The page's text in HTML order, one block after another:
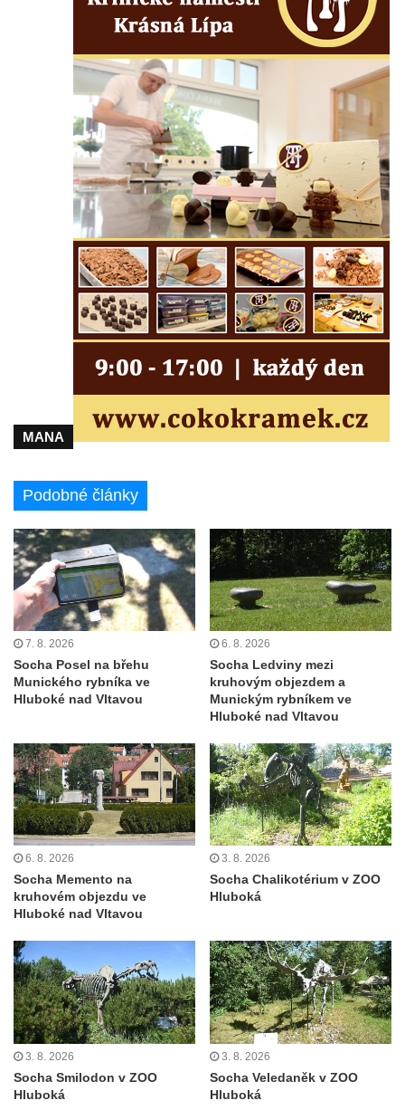
Sochy „Klaun a dívenka“ v parku v centru
Hrobčic
Socha svatého Antonína poustevníka v
Mirošovicích
Socha vodníka u požární nádrže v
Mirošovicích
Socha býka před areálem firmy 2JCP v
Račicích
Povodňový sloup II. v Dobříni
Povodňový sloup I. v Dobříni
Pamětní kámen vodního díla Josefův Důl
Socha svatého Floriána na domě čp. 3 v
Oparnu
Socha svaté Anny u domu čp. 3 v Oparnu
Lavička Václava Havla v Pardubicích
Lavička Václava Havla v Novém Boru
Upoutávka JduHřebenovkou u parkoviště
na Mezní Louce
Kamenný obelisk na vyhlídce u Pravčické
brány
Sousoší svatého Václava, svatého Floriána
a svatého Jana Nepomuckého východně
od Mezné
Socha vodníka na trase naučné stezky v
Srbské Kamenici
Podstavec v zámecké zahradě v Duchcově
Sousoší dětí u obecního úřadu v Janově
Socha Andromedé u pavilonu Reinerovy
fresky v Duchcově
Socha Amfitrité u pavilonu Reinerovy fresky
v Duchcově
Socha Flóry u pavilonu Reinerovy fresky v
Duchcově
Pamětní kámen rybníka Barbory v
Duchcově
Delfín na Sfingovém rybníku v zámeckém
parku v Duchcově
Sfinga II. na Sfingovém rybníku v
zámeckém parku v Duchcově
MANA
Podobné články
7. 8. 2026
Socha Posel na břehu
Munického rybníka ve
Hluboké nad Vltavou
6. 8. 2026
Socha Ledviny mezi
kruhovým objezdem a
Munickým rybníkem ve
Hluboké nad Vltavou
6. 8. 2026
Socha Memento na
kruhovém objezdu ve
Hluboké nad Vltavou
3. 8. 2026
Socha Chalikotérium v ZOO
Hluboká
3. 8. 2026
Socha Smilodon v ZOO
Hluboká
3. 8. 2026
Socha Veledaněk v ZOO
Hluboká